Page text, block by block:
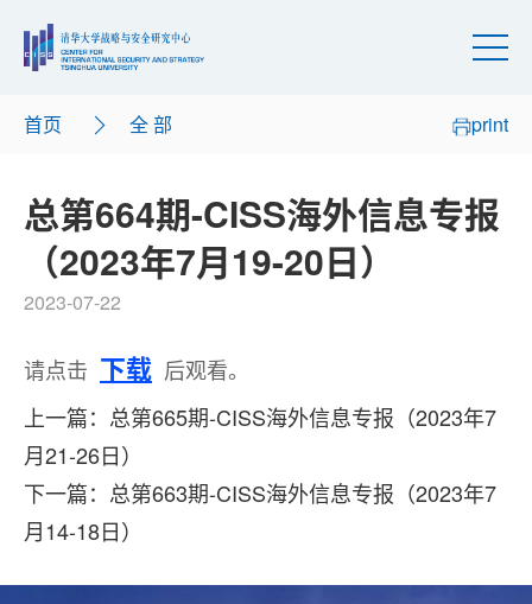
首页 全 部 print
总第664期-CISS海外信息专报
（2023年7月19-20日）
2023-07-22
请点击 下载 后观看。
上一篇：总第665期-CISS海外信息专报（2023年7
月21-26日）
下一篇：总第663期-CISS海外信息专报（2023年7
月14-18日）